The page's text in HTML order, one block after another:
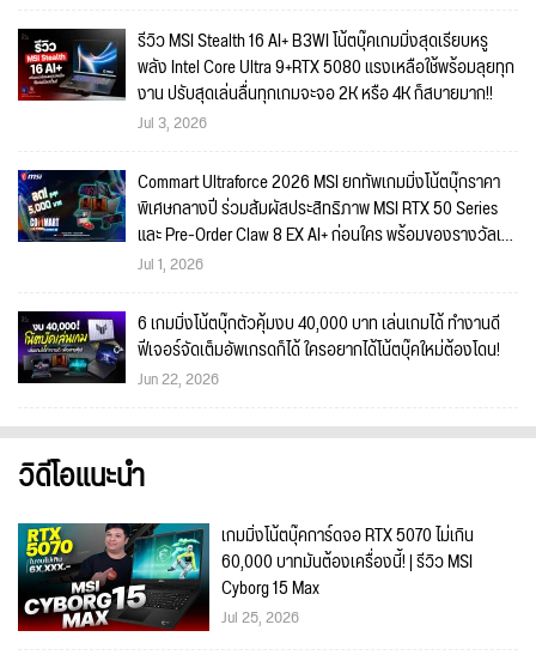
รีวิว MSI Stealth 16 AI+ B3WI โน้ตบุ๊คเกมมิ่งสุดเรียบหรู
พลัง Intel Core Ultra 9+RTX 5080 แรงเหลือใช้พร้อมลุยทุก
งาน ปรับสุดเล่นลื่นทุกเกมจะจอ 2K หรือ 4K ก็สบายมาก!!
Jul 3, 2026
Commart Ultraforce 2026 MSI ยกทัพเกมมิ่งโน้ตบุ๊กราคา
พิเศษกลางปี ร่วมสัมผัสประสิทธิภาพ MSI RTX 50 Series
และ Pre-Order Claw 8 EX AI+ ก่อนใคร พร้อมของรางวัลเข้า
ร่วมกิจกรรมในงาน!
Jul 1, 2026
6 เกมมิ่งโน้ตบุ๊กตัวคุ้มงบ 40,000 บาท เล่นเกมได้ ทำงานดี
ฟีเจอร์จัดเต็มอัพเกรดก็ได้ ใครอยากได้โน้ตบุ๊คใหม่ต้องโดน!
Jun 22, 2026
วิดีโอแนะนำ
เกมมิ่งโน้ตบุ๊คการ์ดจอ RTX 5070 ไม่เกิน
60,000 บาทมันต้องเครื่องนี้! | รีวิว MSI
Cyborg 15 Max
Jul 25, 2026